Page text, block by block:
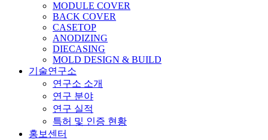
MODULE COVER
BACK COVER
CASETOP
ANODIZING
DIECASING
MOLD DESIGN & BUILD
기술연구소
연구소 소개
연구 분야
연구 실적
특허 및 인증 현황
홍보센터